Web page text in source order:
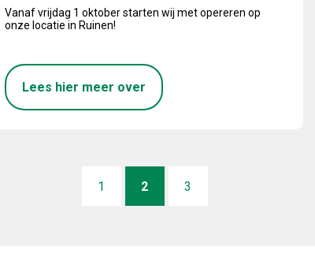
Vanaf vrijdag 1 oktober starten wij met opereren op
onze locatie in Ruinen!
Lees hier meer over
1 2 3